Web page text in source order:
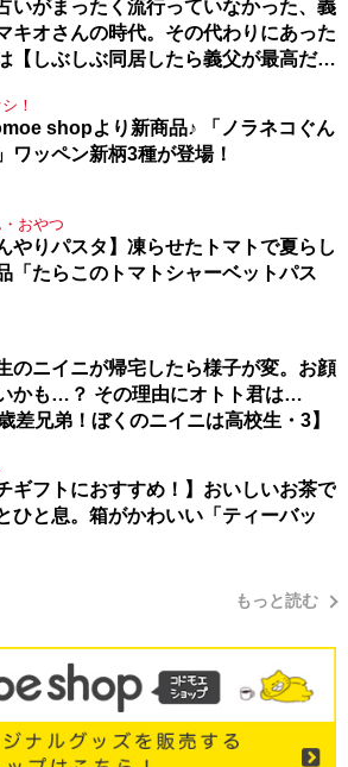
いがまったく流行っていなかった、義
キオさんの時代。その代わりにあった
【しぶしぶ同居したら義父が最高だっ
！
shopより新商品♪ 「ノラネコぐん
ワッペン新柄3種が登場！
おやつ
やりパスタ】凍らせたトマトで夏らし
「たらこのトマトシャーベットパス
のニイニが帰宅したら様子が変。お顔
かも…？ その理由にオトト君は…
歳差兄弟！ぼくのニイニは高校生・3】
ギフトにおすすめ！】おいしいお茶で
ひと息。箱がかわいい「ティーバッ
もっと読む